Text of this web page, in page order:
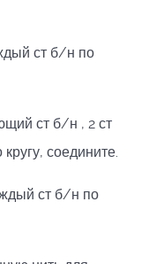
ст б/н по
ст б/н , 2 ст
соедините.
ст б/н по